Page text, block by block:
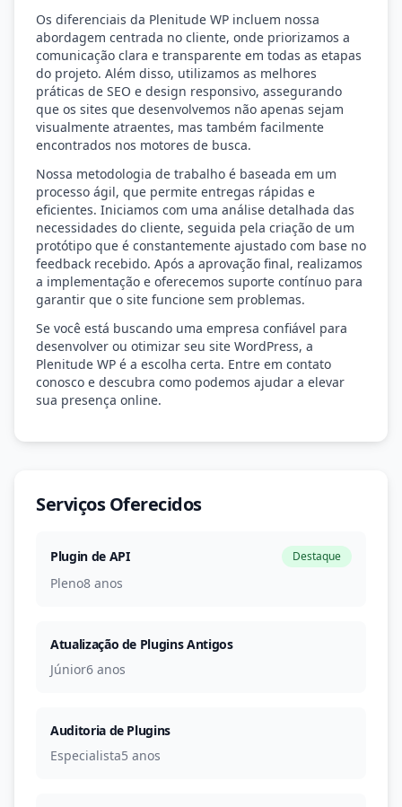
Os diferenciais da Plenitude WP incluem nossa
abordagem centrada no cliente, onde priorizamos a
comunicação clara e transparente em todas as etapas
do projeto. Além disso, utilizamos as melhores
práticas de SEO e design responsivo, assegurando
que os sites que desenvolvemos não apenas sejam
visualmente atraentes, mas também facilmente
encontrados nos motores de busca.
Nossa metodologia de trabalho é baseada em um
processo ágil, que permite entregas rápidas e
eficientes. Iniciamos com uma análise detalhada das
necessidades do cliente, seguida pela criação de um
protótipo que é constantemente ajustado com base no
feedback recebido. Após a aprovação final, realizamos
a implementação e oferecemos suporte contínuo para
garantir que o site funcione sem problemas.
Se você está buscando uma empresa confiável para
desenvolver ou otimizar seu site WordPress, a
Plenitude WP é a escolha certa. Entre em contato
conosco e descubra como podemos ajudar a elevar
sua presença online.
Serviços Oferecidos
Plugin de API Destaque
Pleno8 anos
Atualização de Plugins Antigos
Júnior6 anos
Auditoria de Plugins
Especialista5 anos